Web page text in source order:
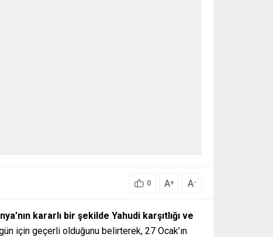
0 A+ A-
kararlı bir şekilde Yahudi karşıtlığı ve
için geçerli olduğunu belirterek, 27 Ocak’ın